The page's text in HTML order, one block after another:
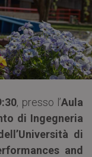
, presso l’Aula
di Ingegneria
di
and